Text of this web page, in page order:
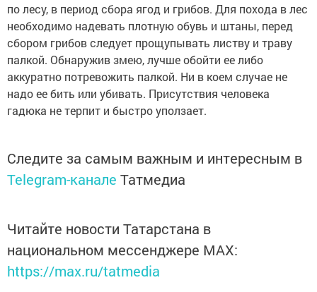
по лесу, в период сбора ягод и грибов. Для похода в лес
необходимо надевать плотную обувь и штаны, перед
сбором грибов следует прощупывать листву и траву
палкой. Обнаружив змею, лучше обойти ее либо
аккуратно потревожить палкой. Ни в коем случае не
надо ее бить или убивать. Присутствия человека
гадюка не терпит и быстро уползает.
Следите за самым важным и интересным в
Telegram-канале Татмедиа
Читайте новости Татарстана в
национальном мессенджере MАХ:
https://max.ru/tatmedia